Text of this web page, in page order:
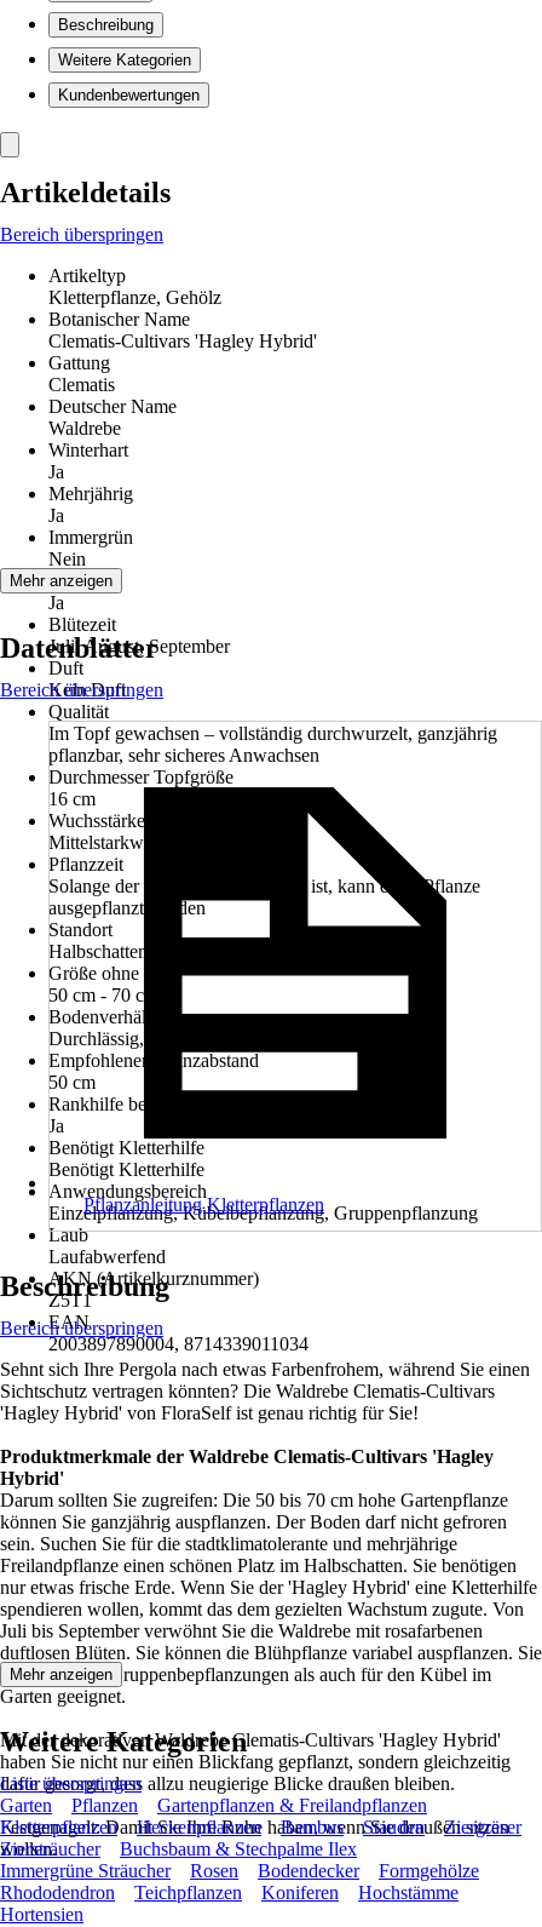
Beschreibung
Weitere Kategorien
Kundenbewertungen
Artikeldetails
Bereich überspringen
Artikeltyp
Kletterpflanze, Gehölz
Botanischer Name
Clematis-Cultivars 'Hagley Hybrid'
Gattung
Clematis
Deutscher Name
Waldrebe
Winterhart
Ja
Mehrjährig
Ja
Immergrün
Nein
Blüte
Ja
Blütezeit
Juli, August, September
Duft
Kein Duft
Qualität
Im Topf gewachsen – vollständig durchwurzelt, ganzjährig
pflanzbar, sehr sicheres Anwachsen
Durchmesser Topfgröße
16 cm
Wuchsstärke
Mittelstarkwachsend
Pflanzzeit
Solange der Boden nicht gefroren ist, kann diese Pflanze
ausgepflanzt werden
Standort
Halbschatten
Größe ohne Topf
50 cm - 70 cm
Bodenverhältnisse
Durchlässig, Nährstoffreich
Empfohlener Pflanzabstand
50 cm
Rankhilfe benötigt
Ja
Benötigt Kletterhilfe
Benötigt Kletterhilfe
Anwendungsbereich
Einzelpflanzung, Kübelbepflanzung, Gruppenpflanzung
Laub
Laufabwerfend
AKN (Artikelkurznummer)
Z5T1
EAN
2003897890004, 8714339011034
Mehr anzeigen
Datenblätter
Bereich überspringen
Pflanzanleitung Kletterpflanzen
Beschreibung
Bereich überspringen
Sehnt sich Ihre Pergola nach etwas Farbenfrohem, während Sie einen
Sichtschutz vertragen könnten? Die Waldrebe Clematis-Cultivars
'Hagley Hybrid' von FloraSelf ist genau richtig für Sie!
Produktmerkmale der Waldrebe Clematis-Cultivars 'Hagley
Hybrid'
Darum sollten Sie zugreifen: Die 50 bis 70 cm hohe Gartenpflanze
können Sie ganzjährig auspflanzen. Der Boden darf nicht gefroren
sein. Suchen Sie für die stadtklimatolerante und mehrjährige
Freilandpflanze einen schönen Platz im Halbschatten. Sie benötigen
nur etwas frische Erde. Wenn Sie der 'Hagley Hybrid' eine Kletterhilfe
spendieren wollen, kommt das dem gezielten Wachstum zugute. Von
Juli bis September verwöhnt Sie die Waldrebe mit rosafarbenen
duftlosen Blüten. Sie können die Blühpflanze variabel auspflanzen. Sie
ist sowohl für Gruppenbepflanzungen als auch für den Kübel im
Garten geeignet.
Mit der dekorativen Waldrebe Clematis-Cultivars 'Hagley Hybrid'
haben Sie nicht nur einen Blickfang gepflanzt, sondern gleichzeitig
dafür gesorgt, dass allzu neugierige Blicke draußen bleiben.
Festgenagelt: Damit Sie Ihre Ruhe haben, wenn Sie draußen sitzen
wollen.
Mehr anzeigen
Weitere Kategorien
Liste überspringen
Garten
Pflanzen
Gartenpflanzen & Freilandpflanzen
Kletterpflanzen
Heckenpflanzen Bambus Stauden
Ziergräser
Ziersträucher
Buchsbaum & Stechpalme Ilex
Immergrüne Sträucher
Rosen Bodendecker
Formgehölze
Rhododendron
Teichpflanzen Koniferen
Hochstämme
Hortensien